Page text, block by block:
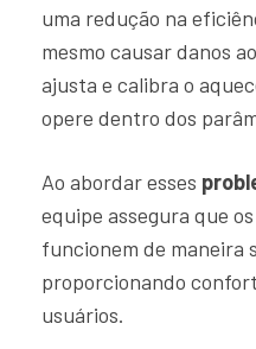
uma redução na
mesmo causar danos
ajusta e calibra o
opere dentro dos
Ao abordar esses
equipe assegura que
funcionem de maneira
proporcionando
usuários.